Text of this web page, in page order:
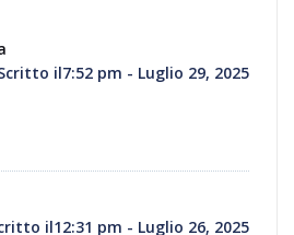
il7:52 pm - Luglio 29, 2025
il12:31 pm - Luglio 26, 2025